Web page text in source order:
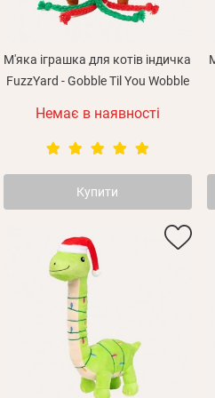
М'яка іграшка для котів індичка
FuzzYard - Gobble Til You Wobble
Немає в наявності
Купити
Вам на пошту буде